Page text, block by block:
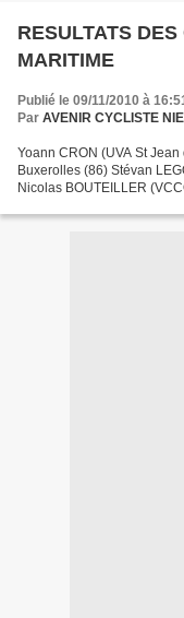
RESULTATS
MARITIME
Publié le 09/11/2010 à
Par AVENIR CYCLISTE
Yoann CRON (UVA St
Buxerolles (86) Stévan
Nicolas BOUTEILLER